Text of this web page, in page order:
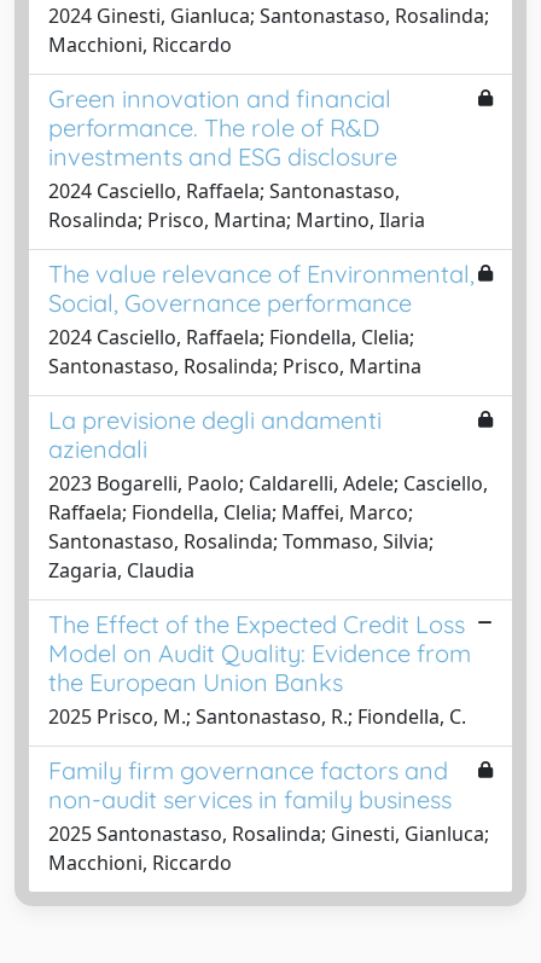
2024 Ginesti, Gianluca; Santonastaso, Rosalinda;
Macchioni, Riccardo
Green innovation and financial
performance. The role of R&D
investments and ESG disclosure
2024 Casciello, Raffaela; Santonastaso,
Rosalinda; Prisco, Martina; Martino, Ilaria
The value relevance of Environmental,
Social, Governance performance
2024 Casciello, Raffaela; Fiondella, Clelia;
Santonastaso, Rosalinda; Prisco, Martina
La previsione degli andamenti
aziendali
2023 Bogarelli, Paolo; Caldarelli, Adele; Casciello,
Raffaela; Fiondella, Clelia; Maffei, Marco;
Santonastaso, Rosalinda; Tommaso, Silvia;
Zagaria, Claudia
The Effect of the Expected Credit Loss
Model on Audit Quality: Evidence from
the European Union Banks
2025 Prisco, M.; Santonastaso, R.; Fiondella, C.
Family firm governance factors and
non-audit services in family business
2025 Santonastaso, Rosalinda; Ginesti, Gianluca;
Macchioni, Riccardo